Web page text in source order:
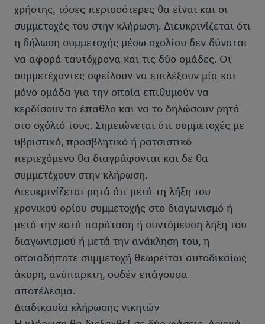
χρήστης, τόσες περισσότερες θα είναι και οι
συμμετοχές του στην κλήρωση. Διευκρινίζεται ότι
η δήλωση συμμετοχής μέσω σχολίου δεν δύναται
να αφορά ταυτόχρονα και τις δύο ομάδες. Οι
συμμετέχοντες οφείλουν να επιλέξουν μία και
μόνο ομάδα για την οποία επιθυμούν να
κερδίσουν το έπαθλο και να το δηλώσουν ρητά
στο σχόλιό τους. Σημειώνεται ότι συμμετοχές με
υβριστικό, προσβλητικό ή ρατσιστικό
περιεχόμενο θα διαγράφονται και δε θα
συμμετέχουν στην κλήρωση.
Διευκρινίζεται ρητά ότι μετά τη λήξη του
χρονικού ορίου συμμετοχής στο διαγωνισμό ή
μετά την κατά παράταση ή συντόμευση λήξη του
διαγωνισμού ή μετά την ανάκληση του, η
οποιαδήποτε συμμετοχή θεωρείται αυτοδικαίως
άκυρη, ανύπαρκτη, ουδέν επάγουσα
αποτέλεσμα.
Διαδικασία κλήρωσης νικητών